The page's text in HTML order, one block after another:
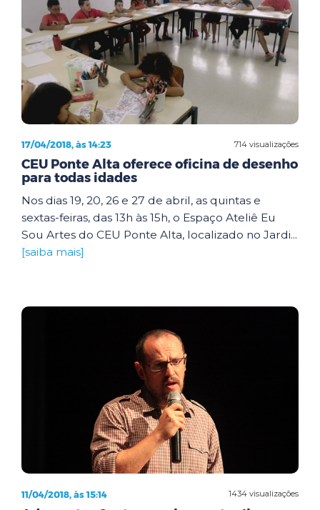
714 visualizações
17/04/2018, às 14:23
CEU Ponte Alta oferece oficina de desenho
para todas idades
Nos dias 19, 20, 26 e 27 de abril, as quintas e
sextas-feiras, das 13h às 15h, o Espaço Ateliê Eu
Sou Artes do CEU Ponte Alta, localizado no Jardi...
[saiba mais]
1434 visualizações
11/04/2018, às 15:14